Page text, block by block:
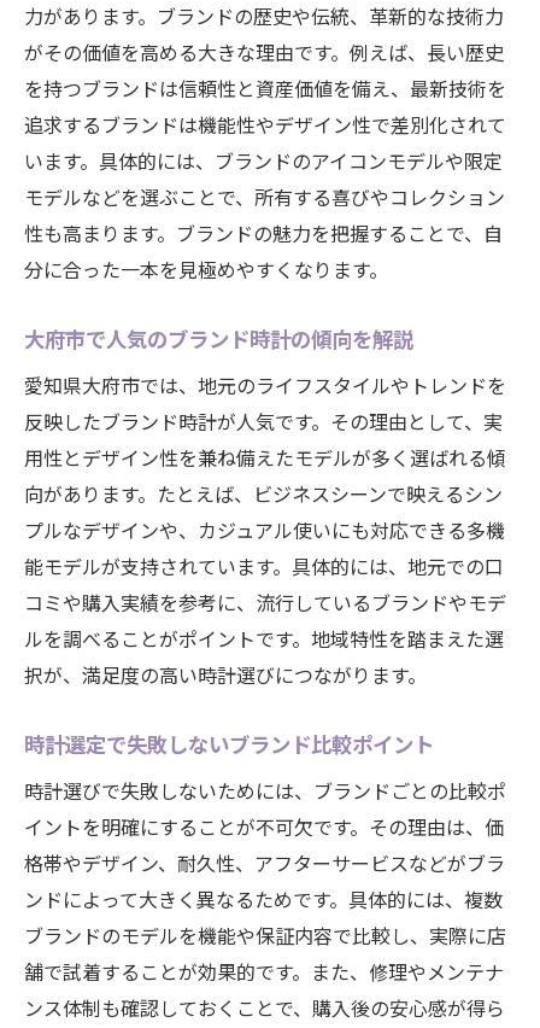
力があります。ブランドの歴史や伝統、革新的な技術力
がその価値を高める大きな理由です。例えば、長い歴史
を持つブランドは信頼性と資産価値を備え、最新技術を
追求するブランドは機能性やデザイン性で差別化されて
います。具体的には、ブランドのアイコンモデルや限定
モデルなどを選ぶことで、所有する喜びやコレクション
性も高まります。ブランドの魅力を把握することで、自
分に合った一本を見極めやすくなります。
大府市で人気のブランド時計の傾向を解説
愛知県大府市では、地元のライフスタイルやトレンドを
反映したブランド時計が人気です。その理由として、実
用性とデザイン性を兼ね備えたモデルが多く選ばれる傾
向があります。たとえば、ビジネスシーンで映えるシン
プルなデザインや、カジュアル使いにも対応できる多機
能モデルが支持されています。具体的には、地元での口
コミや購入実績を参考に、流行しているブランドやモデ
ルを調べることがポイントです。地域特性を踏まえた選
択が、満足度の高い時計選びにつながります。
時計選定で失敗しないブランド比較ポイント
時計選びで失敗しないためには、ブランドごとの比較ポ
イントを明確にすることが不可欠です。その理由は、価
格帯やデザイン、耐久性、アフターサービスなどがブラ
ンドによって大きく異なるためです。具体的には、複数
ブランドのモデルを機能や保証内容で比較し、実際に店
舗で試着することが効果的です。また、修理やメンテナ
ンス体制も確認しておくことで、購入後の安心感が得ら